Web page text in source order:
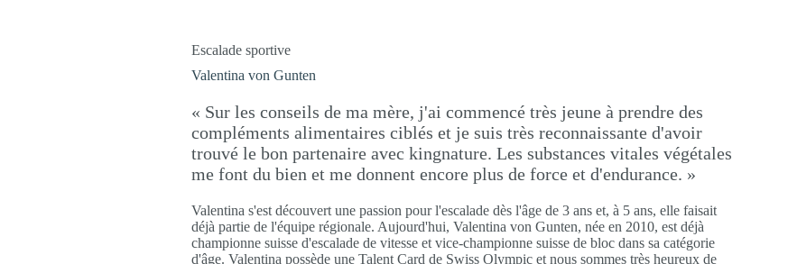
Escalade sportive
Valentina von Gunten
« Sur les conseils de ma mère, j'ai commencé très jeune à prendre des
compléments alimentaires ciblés et je suis très reconnaissante d'avoir
trouvé le bon partenaire avec kingnature. Les substances vitales végétales
me font du bien et me donnent encore plus de force et d'endurance. »
Valentina s'est découvert une passion pour l'escalade dès l'âge de 3 ans et, à 5 ans, elle faisait
déjà partie de l'équipe régionale. Aujourd'hui, Valentina von Gunten, née en 2010, est déjà
championne suisse d'escalade de vitesse et vice-championne suisse de bloc dans sa catégorie
d'âge. Valentina possède une Talent Card de Swiss Olympic et nous sommes très heureux de